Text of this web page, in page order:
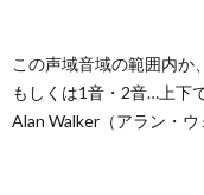
この声域音域の範囲内か、
もしくは1音・2音…上下
Alan Walker（アラン・ウ